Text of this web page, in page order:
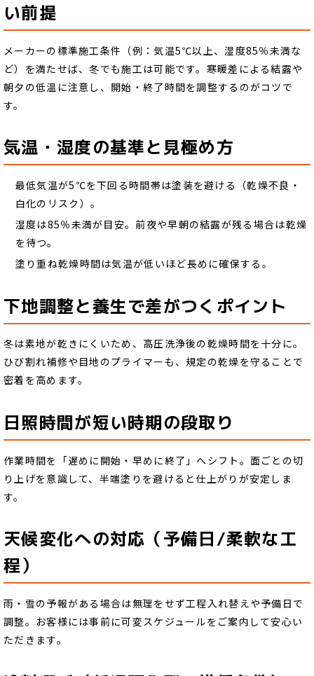
い前提
メーカーの標準施工条件（例：気温5℃以上、湿度85％未満な
ど）を満たせば、冬でも施工は可能です。寒暖差による結露や
朝夕の低温に注意し、開始・終了時間を調整するのがコツで
す。
気温・湿度の基準と見極め方
最低気温が5℃を下回る時間帯は塗装を避ける（乾燥不良・
白化のリスク）。
湿度は85％未満が目安。前夜や早朝の結露が残る場合は乾燥
を待つ。
塗り重ね乾燥時間は気温が低いほど長めに確保する。
下地調整と養生で差がつくポイント
冬は素地が乾きにくいため、高圧洗浄後の乾燥時間を十分に。
ひび割れ補修や目地のプライマーも、規定の乾燥を守ることで
密着を高めます。
日照時間が短い時期の段取り
作業時間を「遅めに開始・早めに終了」へシフト。面ごとの切
り上げを意識して、半端塗りを避けると仕上がりが安定しま
す。
天候変化への対応（予備日/柔軟な工
程）
雨・雪の予報がある場合は無理をせず工程入れ替えや予備日で
調整。お客様には事前に可変スケジュールをご案内して安心い
ただきます。